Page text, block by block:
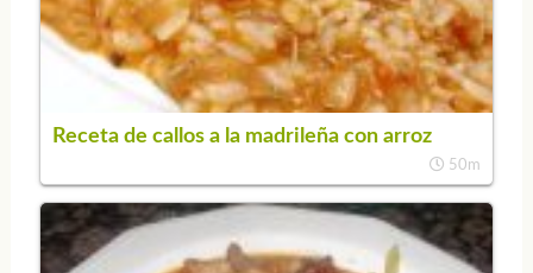
Receta de callos a la madrileña con arroz
50m